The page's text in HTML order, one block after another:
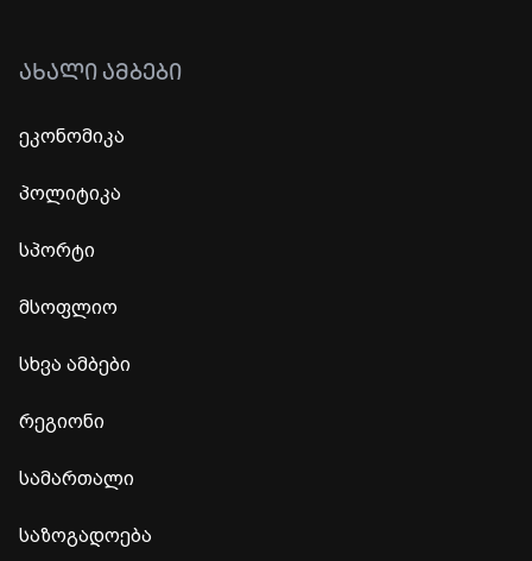
ᲐᲮᲐᲚᲘ ᲐᲛᲑᲔᲑᲘ
ეკონომიკა
პოლიტიკა
სპორტი
მსოფლიო
სხვა ამბები
რეგიონი
სამართალი
საზოგადოება